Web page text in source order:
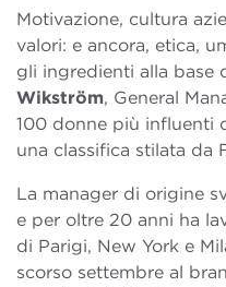
Motivazione, cultura
valori: e ancora, etica,
gli ingredienti alla base
Wikström, General
100 donne più influenti
una classifica stilata da
La manager di origine
e per oltre 20 anni ha
di Parigi, New York e
scorso settembre al